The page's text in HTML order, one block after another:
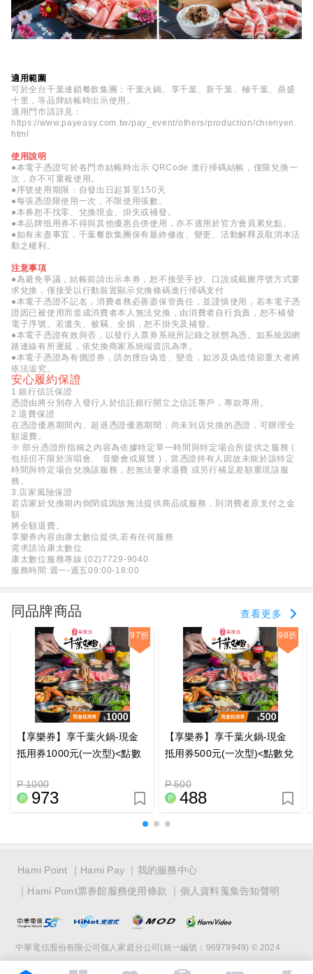
適用範圍
可於全台千葉連鎖餐飲集團：千葉火鍋、享千葉、新千葉、極千葉、鼎盛
十里，等品牌結帳時出示使用。
適用門市請詳見：
https://www.payeasy.com.tw/pay_event/others/production/chienyen.
html
使用說明
●本電子憑證可於各門市結帳時出示 QRCode 進行掃碼結帳，僅限兌換一
次，亦不可重複使用。
●序號使用期限：自發出日起算至150天
●每張憑證限使用一次，不限使用張數。
●本券恕不找零、兌換現金、掛失或補發。
●本品牌抵用券不得與其他優惠合併使用，亦不適用於官方會員累兌點。
●如有未盡事宜，千葉餐飲集團保有最終修改、變更、活動解釋及取消本活
動之權利。
注意事項
●為避免爭議，結帳前請出示本券，恕不接受手抄、口說或截圖序號方式要
求兌換，僅接受以行動裝置顯示兌換條碼進行掃碼支付
●本電子憑證不記名，消費者務必善盡保管責任，並謹慎使用，若本電子憑
證因已被使用而造成消費者本人無法兌換，由消費者自行負責，恕不補發
電子序號。若遺失、被竊、全損，恕不掛失及補發。
●本電子憑證有效與否，以發行人票券系統所記錄之狀態為憑。如系統因網
路連線有所遲延，依兌換商家系統端資訊為準。
●本電子憑證為有價證券，請勿擅自偽造、變造，如涉及偽造情節重大者將
依法追究。
安心履約保證
1.銀行信託保證
憑證由將分別存入發行人於信託銀行開立之信託專戶，專款專用。
2.退費保證
在憑證優惠期間內、超過憑證優惠期間：尚未到店兌換的憑證，可辦理全
額退費。
※ 部分憑證所指稱之內容為依據特定單一時間與特定場合所提供之服務 (
包括但不限於演唱會、 音樂會或展覽 )，當憑證持有人因故未能於該特定
時間與特定場合兌換該服務，恕無法要求退費 或另行補足差額重現該服
務。
3.店家風險保證
若店家於兌換期內倒閉或因故無法提供商品或服務，則消費者原支付之金
額
將全額退費。
享樂券內容由康太數位提供,若有任何服務
需求請洽康太數位
康太數位服務專線:(02)7729-9040
服務時間:週一-週五09:00-18:00
同品牌商品 查看更多
97折
【享樂券】享千葉火鍋-現金
抵用券1000元(一次型)<點數
P 1000
973
98折
【享樂券】享千葉火鍋-現金
抵用券500元(一次型)<點數兌
P 500
488
Hami Point Hami Pay
我的服務中心
Hami Point票券館服務使用條款
個人資料蒐集告知聲明
中華電信股份有限公司個人家庭分公司(統一編號：96979949) © 2024